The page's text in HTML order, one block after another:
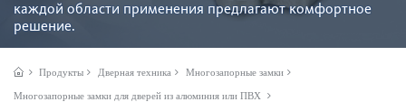
каждой области применения предлагают комфортное
решение.
Продукты Дверная техника Многозапорные замки
Многозапорные замки для дверей из алюминия или ПВХ